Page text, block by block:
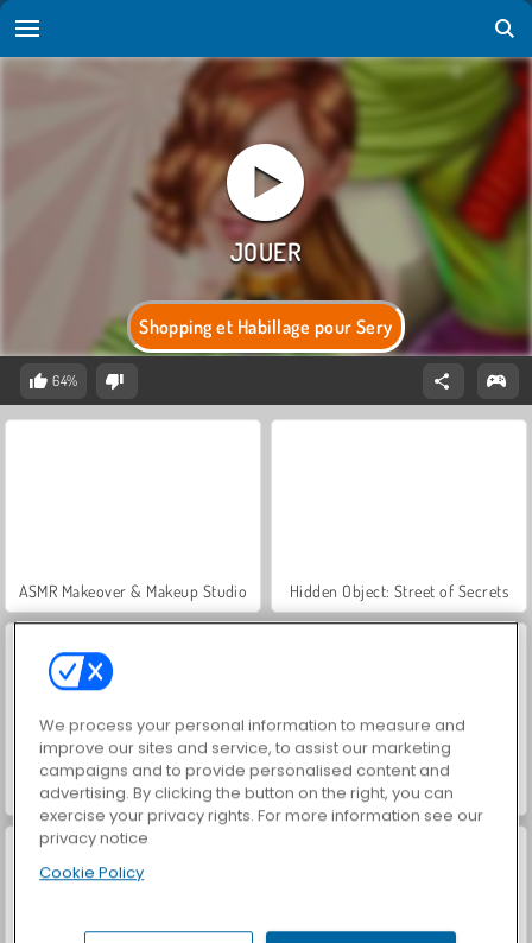
Shopping et Habillage pour Sery
64%
ASMR Makeover & Makeup Studio Hidden Object: Street of Secrets
VegaMix Da Vinci Puzzles World War 2 Shooter
We process your personal information to measure and
improve our sites and service, to assist our marketing
campaigns and to provide personalised content and
advertising. By clicking the button on the right, you can
exercise your privacy rights. For more information see our
privacy notice
Cookie Policy